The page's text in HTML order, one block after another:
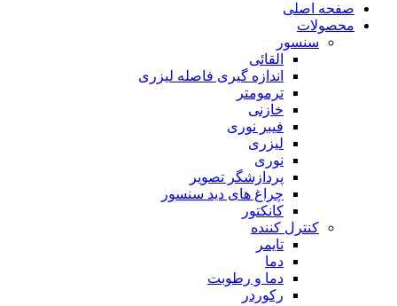
صفحه اصلی
محصولات
سنسور
القائی
اندازه گیری فاصله لیزری
ترمومتر
خازنی
فیبر نوری
لیزری
نوری
پردازشگر تصویر
چراغ های دید سنسور
کانکتور
کنترل کننده
تایمر
دما
دما و رطوبت
رکوردر